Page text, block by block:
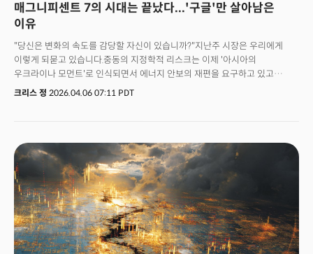
매그니피센트 7의 시대는 끝났다...'구글'만 살아남은
이유
"당신은 변화의 속도를 감당할 자신이 있습니까?"지난주 시장은 우리에게
이렇게 되묻고 있습니다.중동의 지정학적 리스크는 이제 '아시아의
우크라이나 모먼트'로 인식되면서 에너지 안보의 재편을 요구하고 있고
빅테크는 무한 질주를 멈추고 '클라우드의 유틸리티화'라는 새로운 현실을
출범하며 2018년 카네기멜론과 2024년 아이비리그의 초엘리트 학교의
시범적 커리큘럼이 하방 확대되고 있음을 시사하고 있습니다. 변화의 속도가
너무 빠르게 진행되고 있습니다. 무서운 점은 경제가 이를 감당하지 못하고
있다는 사실입니다. 미국의 3월 고용보고서는 18만명에 가까운 신규
고용으로 '서프라이즈'가 됐지만 수면 아래의 데이터는 충격적인 결과를
보고하고 있습니다. 이번 주 밀키스레터는 이 네 가지 흐름이 하나의 맥락으로
연결되는 지점을 짚어봅니다. 고용의 착시, AI 투자의 전환, 양자 보안 리스크,
에너지 대전환은 독립된 이슈지만 결국 "기존 시스템이 어디까지 버틸 수
크리스 정 2026.04.06 07:11 PDT